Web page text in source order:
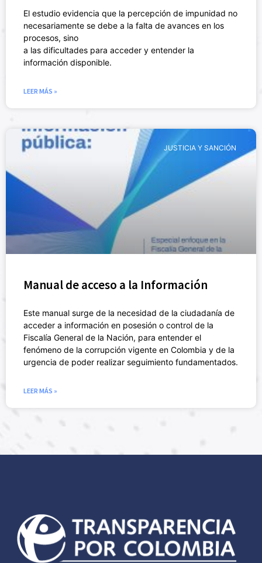
El estudio evidencia que la percepción de impunidad no
necesariamente se debe a la falta de avances en los
procesos, sino
a las dificultades para acceder y entender la
información disponible.
LEER MÁS »
JUSTICIA Y SANCIÓN
Manual de acceso a la Información
Este manual surge de la necesidad de la ciudadanía de
acceder a información en posesión o control de la
Fiscalía General de la Nación, para entender el
fenómeno de la corrupción vigente en Colombia y de la
urgencia de poder realizar seguimiento fundamentados.
LEER MÁS »